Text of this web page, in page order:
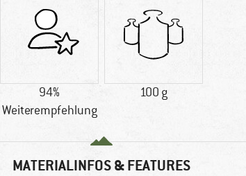
94%
Weiterempfehlung
100 g
MATERIALINFOS & FEATURES